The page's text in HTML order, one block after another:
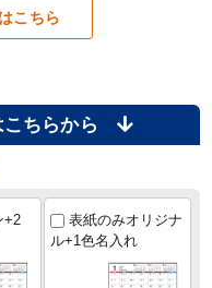
こちら
こちらから
+2
表紙のみオリジナ
ル+1色名入れ